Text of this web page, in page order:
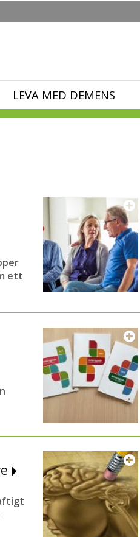
LEVA MED DEMENS
ett